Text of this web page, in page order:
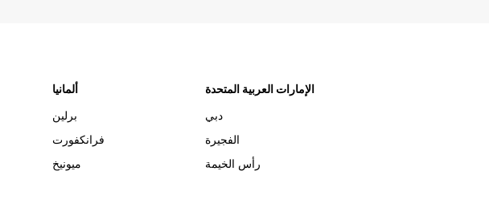
ألمانيا
برلين
فرانكفورت
ميونيخ
الإمارات العربية المتحدة
دبي
الفجيرة
رأس الخيمة